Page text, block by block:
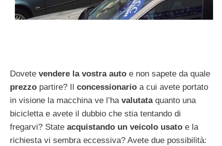
Dovete vendere la vostra auto e non sapete da quale
prezzo partire? Il concessionario a cui avete portato
in visione la macchina ve l’ha valutataquanto una
bicicletta e avete il dubbio che stia tentando di
fregarvi? State acquistando un veicolo usato e la
richiesta vi sembra eccessiva? Avete due possibilità: